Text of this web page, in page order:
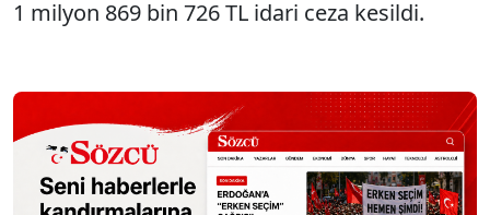
1 milyon 869 bin 726 TL idari ceza kesildi.